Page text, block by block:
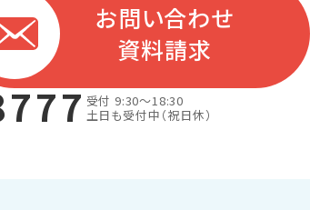
お問い合わせ
資料請求
受付 9:30～18:30
土日も受付中（祝日休）